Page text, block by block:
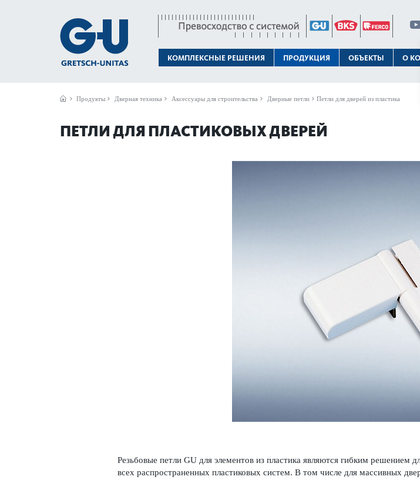
КОМПЛЕКСНЫЕ РЕШЕНИЯ ПРОДУКЦИЯ ОБЪЕКТЫ О
Продукты Дверная техника Аксессуары для строительства Дверные петли Петли для дверей из пластика
ПЕТЛИ ДЛЯ ПЛАСТИКОВЫХ ДВЕРЕЙ
Резьбовые петли GU для элементов из пла­стика являются гибким
всех распрос­траненных пла­сти­к­овых систем. В том числе для масс­ивных